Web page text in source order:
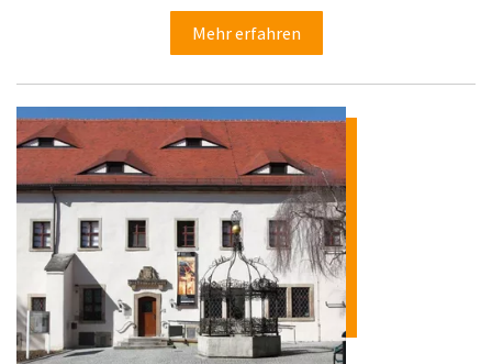
Mehr erfahren